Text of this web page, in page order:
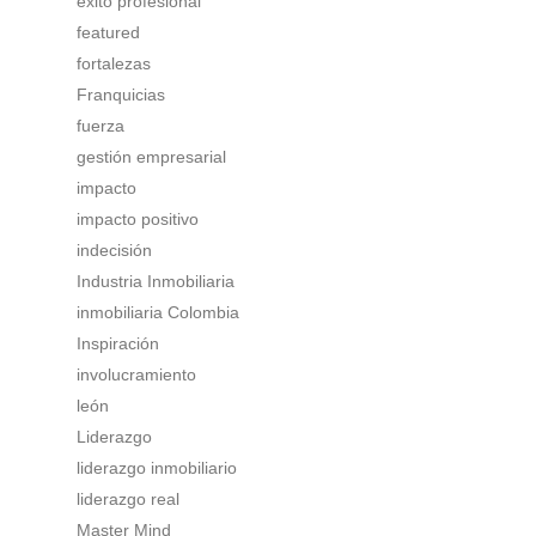
featured
fortalezas
Franquicias
fuerza
gestión empresarial
impacto
impacto positivo
indecisión
Industria Inmobiliaria
inmobiliaria Colombia
Inspiración
involucramiento
león
Liderazgo
liderazgo inmobiliario
liderazgo real
Master Mind